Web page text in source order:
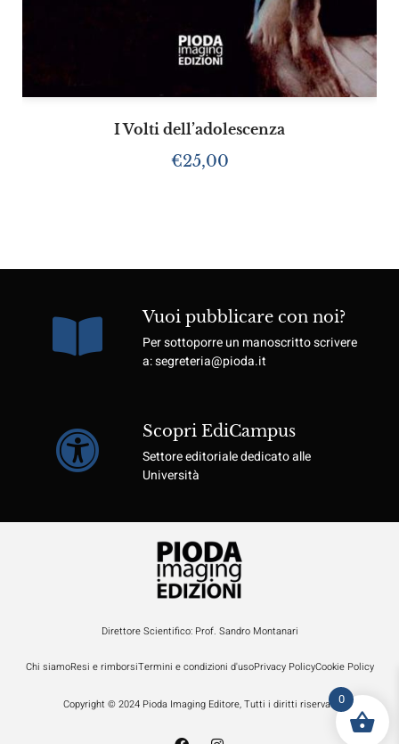
I Volti dell’adolescenza
€25,00
Vuoi pubblicare con noi?
Per sottoporre un manoscritto scrivere
a: segreteria@pioda.it
Scopri EdiCampus
Settore editoriale dedicato alle
Università
Direttore Scientifico: Prof. Sandro Montanari
Chi siamoResi e rimborsiTermini e condizioni d'usoPrivacy PolicyCookie Policy
Copyright © 2024 Pioda Imaging Editore, Tutti i diritti riservati 0